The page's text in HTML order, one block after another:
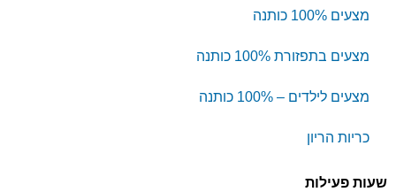
מצעים 100% כותנה
מצעים בתפזורת 100% כותנה
מצעים לילדים – 100% כותנה
כריות הריון
שעות פעילות